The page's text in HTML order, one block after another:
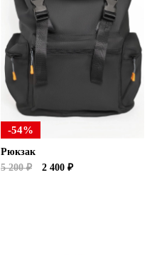
-54%
Рюкзак
5 200 ₽
2 400 ₽